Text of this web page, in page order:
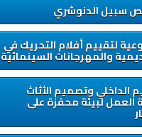
سبيل الدنوشري
لتقييم أفلام‏ التحريك في
والمهرجانات السينمائية
الداخلي وتصميم الأثاث
العمل لبيئة محفزة على